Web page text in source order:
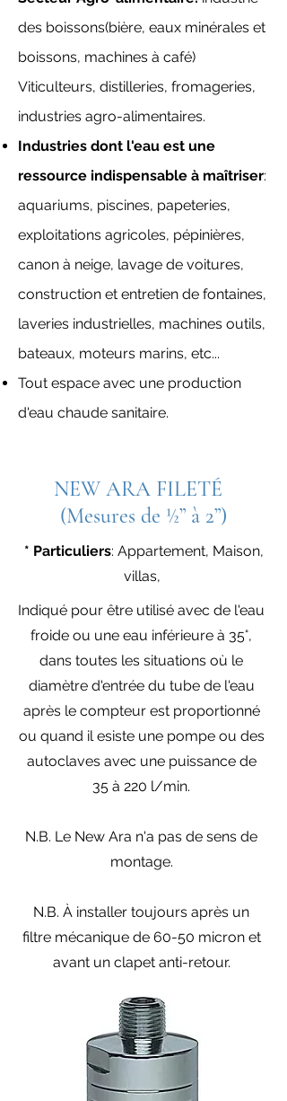
des boissons(bière, eaux minérales et
boissons, machines à café)
Viticulteurs, distilleries, fromageries,
industries agro-alimentaires.
Industries dont l'eau est une
ressource indispensable à maîtriser:
aquariums, piscines, papeteries,
exploitations agricoles, pépinières,
canon à neige, lavage de voitures,
construction et entretien de fontaines,
laveries industrielles, machines outils,
bateaux, moteurs marins, etc...
Tout espace avec une production
d'eau chaude sanitaire.
NEW ARA FILETÉ
(Mesures de ½” à 2”)
* Particuliers: Appartement, Maison,
villas,
Indiqué pour être utilisé avec de l'eau
froide ou une eau inférieure à 35°,
dans toutes les situations où le
diamètre d'entrée du tube de l'eau
après le compteur est proportionné
ou quand il esiste une pompe ou des
autoclaves avec une puissance de
35 à 220 l/min.
N.B. Le New Ara n'a pas de sens de
montage.
N.B. À installer toujours après un
filtre mécanique de 60-50 micron et
avant un clapet anti-retour.